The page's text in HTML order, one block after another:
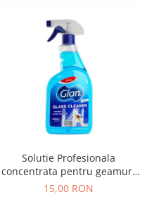
Solutie Profesionala
concentrata pentru geamuri
Gian 1000 ml
15,00 RON